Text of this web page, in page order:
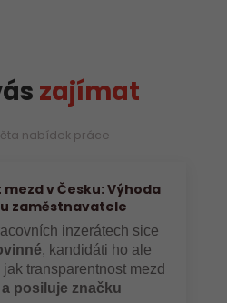
zajímat
nabídek práce
v Česku: Výhoda
zaměstnavatele
inzerátech sice
, kandidáti ho ale
transparentnost mezd
posiluje značku